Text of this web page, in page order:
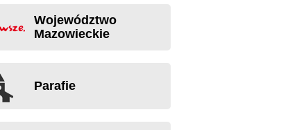
Województwo
Mazowieckie
Parafie